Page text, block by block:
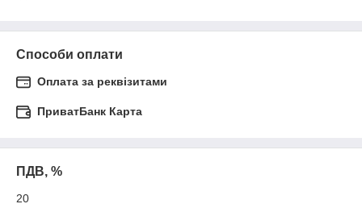
Способи оплати
Оплата за реквізитами
ПриватБанк Карта
ПДВ, %
20